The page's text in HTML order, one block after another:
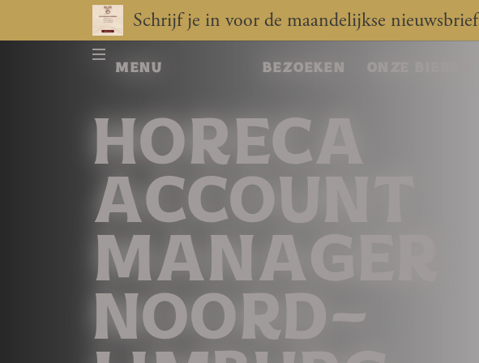
Schrijf je in voor de maandelijkse nieuwsbrief
menu bezoeken onze bieren
HORECA
ACCOUNT
MANAGER
NOORD-